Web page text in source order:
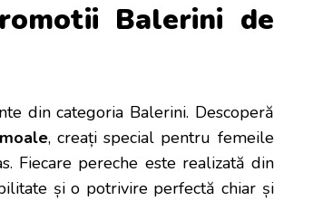
Balerini de
din categoria Balerini. Descoperă
, creați special pentru femeile
Fiecare pereche este realizată din
și o potrivire perfectă chiar și